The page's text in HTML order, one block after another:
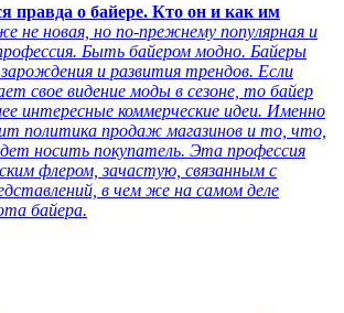
правда о байере. Кто он и как им
не новая, но по-прежнему популярная и
Быть байером модно. Байеры
и развития трендов. Если
свое видение моды в сезоне, то байер
интересные коммерческие идеи. Именно
политика продаж магазинов и то, что,
носить покупатель. Эта профессия
флером, зачастую, связанным с
в чем же на самом деле
байера.